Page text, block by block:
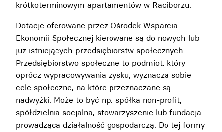
krótkoterminowym apartamentów w Raciborzu.
Dotacje oferowane przez Ośrodek Wsparcia
Ekonomii Społecznej kierowane są do nowych lub
już istniejących przedsiębiorstw społecznych.
Przedsiębiorstwo społeczne to podmiot, który
oprócz wypracowywania zysku, wyznacza sobie
cele społeczne, na które przeznaczane są
nadwyżki. Może to być np. spółka non-profit,
spółdzielnia socjalna, stowarzyszenie lub fundacja
prowadząca działalność gospodarczą. Do tej formy